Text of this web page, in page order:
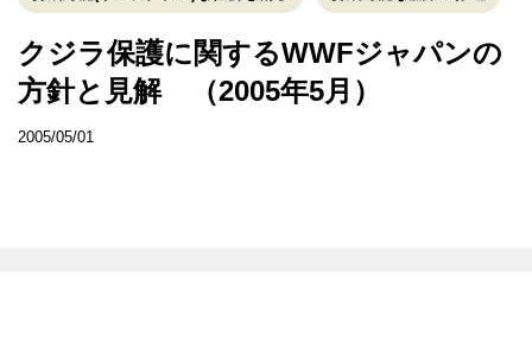
クジラ保護に関するWWFジャパンの
方針と見解 （2005年5月）
2005/05/01